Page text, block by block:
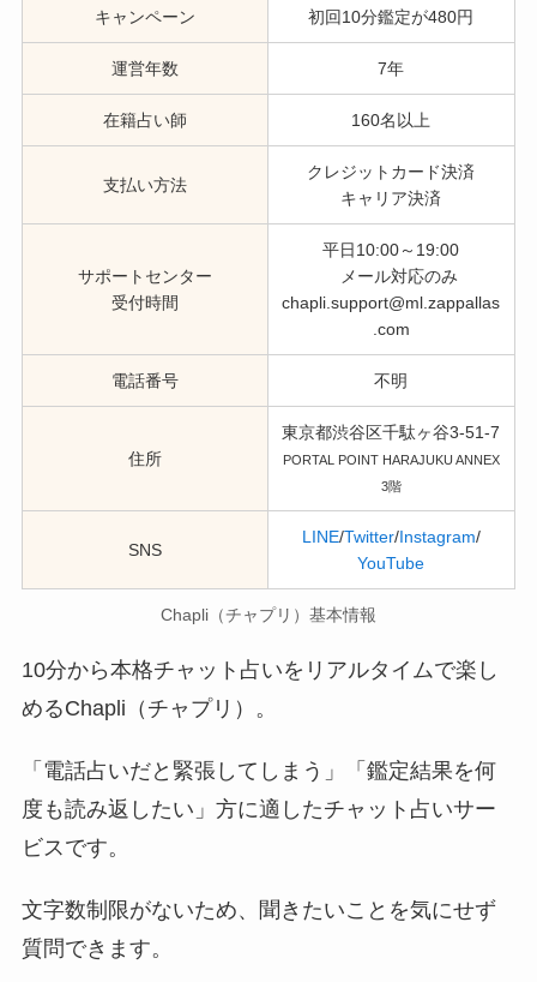
キャンペーン 初回10分鑑定が480円
運営年数 7年
在籍占い師 160名以上
支払い方法
クレジットカード決済
キャリア決済
サポートセンター
受付時間
平日10:00～19:00
メール対応のみ
chapli.support@ml.zappallas
.com
電話番号 不明
住所
東京都渋⾕区千駄ヶ⾕3-51-7
PORTAL POINT HARAJUKU ANNEX
3階
SNS
LINE/Twitter/Instagram/
YouTube
Chapli（チャプリ）基本情報
10分から本格チャット占いをリアルタイムで楽し
めるChapli（チャプリ）。
「電話占いだと緊張してしまう」「鑑定結果を何
度も読み返したい」方に適したチャット占いサー
ビスです。
文字数制限がないため、聞きたいことを気にせず
質問できます。